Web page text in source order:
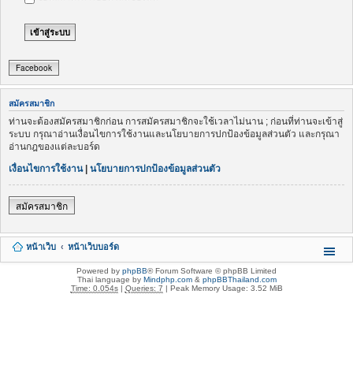
Facebook
สมัครสมาชิก
ท่านจะต้องสมัครสมาชิกก่อน การสมัครสมาชิกจะใช้เวลาไม่นาน ; ก่อนที่ท่านจะเข้าสู่
ระบบ กรุณาอ่านเงื่อนไขการใช้งานและนโยบายการปกป้องข้อมูลส่วนตัว และกรุณา
อ่านกฎของแต่ละบอร์ด
เงื่อนไขการใช้งาน| นโยบายการปกป้องข้อมูลส่วนตัว
สมัครสมาชิก
หน้าเว็บ หน้าเว็บบอร์ด
Powered by phpBB® Forum Software © phpBB Limited
Thai language by Mindphp.com& phpBBThailand.com
Time: 0.054s| Queries: 7 | Peak Memory Usage: 3.52 MiB